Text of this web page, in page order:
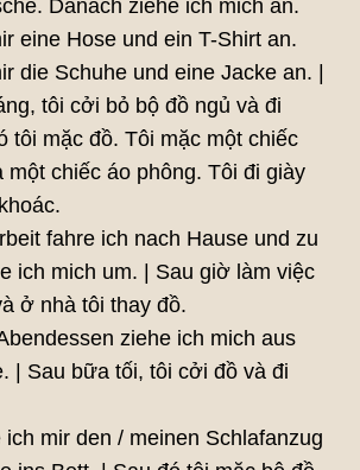
Danach ziehe ich mich an.
eine Hose und ein T-Shirt an.
die Schuhe und eine Jacke an. |
tôi cởi bỏ bộ đồ ngủ và đi
tôi mặc đồ. Tôi mặc một chiếc
một chiếc áo phông. Tôi đi giày
fahre ich nach Hause und zu
ich mich um. | Sau giờ làm việc
ở nhà tôi thay đồ.
ziehe ich mich aus
| Sau bữa tối, tôi cởi đồ và đi
ich mir den / meinen Schlafanzug